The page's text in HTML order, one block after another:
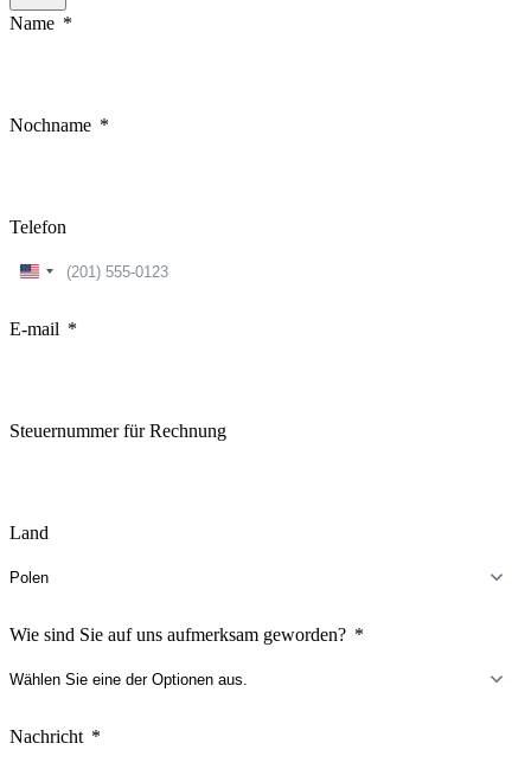
Name
Nochname
Telefon
United
E-mail
Steuernummer für Rechnung
Land
Wie sind Sie auf uns aufmerksam geworden?
Nachricht